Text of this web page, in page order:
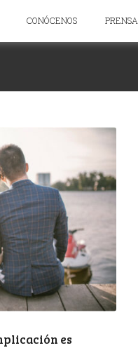
CONÓCENOS PRENSA
es